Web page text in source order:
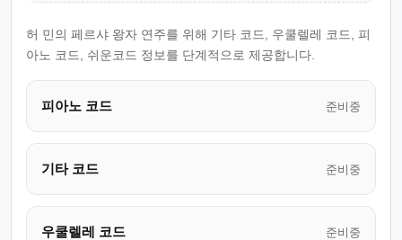
허 민의 페르샤 왕자 연주를 위해 기타 코드, 우쿨렐레 코드, 피
아노 코드, 쉬운코드 정보를 단계적으로 제공합니다.
피아노 코드 준비중
기타 코드 준비중
우쿨렐레 코드 준비중